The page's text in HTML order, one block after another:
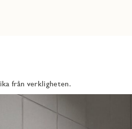
medan de övriga rummen
i vardagen.
en fantastisk utsikt i ett attraktivt
från verkligheten.